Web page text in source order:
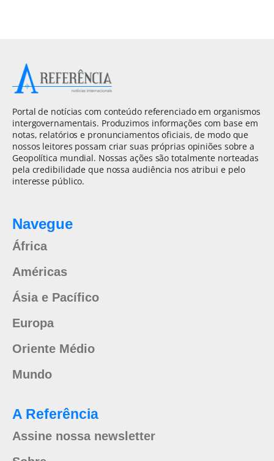
Portal de notícias com conteúdo referenciado em organismos
intergovernamentais. Produzimos informações com base em
notas, relatórios e pronunciamentos oficiais, de modo que
nossos leitores possam criar suas próprias opiniões sobre a
Geopolítica mundial. Nossas ações são totalmente norteadas
pela credibilidade que nossa audiência nos atribui e pelo
interesse público.
Navegue
África
Américas
Ásia e Pacífico
Europa
Oriente Médio
Mundo
A Referência
Assine nossa newsletter